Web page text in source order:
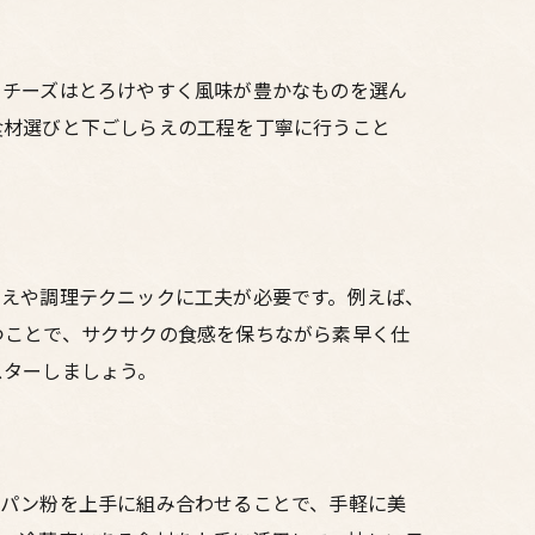
ーズはとろけやすく風味が豊かなものを選ん
選びと下ごしらえの工程を丁寧に行うこと
調理テクニックに工夫が必要です。例えば、
とで、サクサクの食感を保ちながら素早く仕
ーしましょう。
ン粉を上手に組み合わせることで、手軽に美